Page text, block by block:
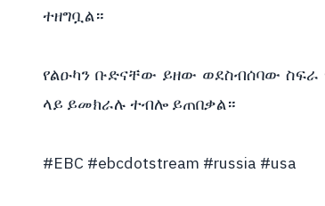
ተዘግቧል።
የልዑካን ቡድናቸው ይዘው ወደስብሰባው ስፍራ
ላይ ይመክራሉ ተብሎ ይጠበቃል።
#EBC #ebcdotstream #russia #usa